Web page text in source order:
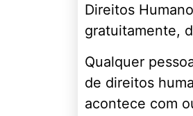
Direitos
gratuitamente,
Qualquer
de direitos
acontece com